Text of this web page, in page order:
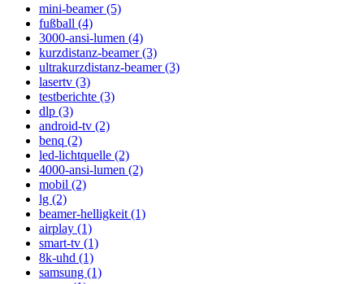
mini-beamer (5)
fußball (4)
3000-ansi-lumen (4)
kurzdistanz-beamer (3)
ultrakurzdistanz-beamer (3)
lasertv (3)
testberichte (3)
dlp (3)
android-tv (2)
benq (2)
led-lichtquelle (2)
4000-ansi-lumen (2)
mobil (2)
lg (2)
beamer-helligkeit (1)
airplay (1)
smart-tv (1)
8k-uhd (1)
samsung (1)